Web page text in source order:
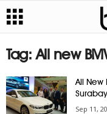
Tag: All new
All New
Sep 11,